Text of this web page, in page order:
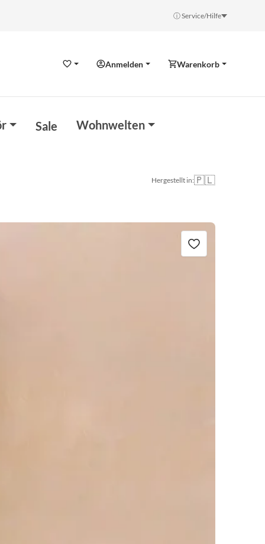
ⓘ Service/Hilfe
WunschzettelAnmelden Warenkorb
Sale Wohnwelten
Hergestellt in:🇵🇱